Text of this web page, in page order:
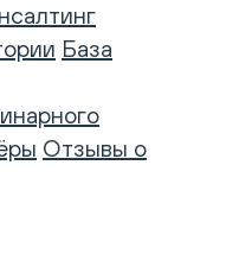
База
Отзывы о